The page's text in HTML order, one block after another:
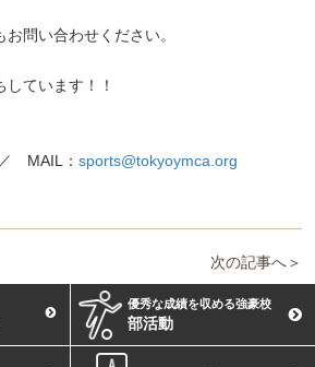
問い合わせください。
ています！！
MAIL： sports@tokyoymca.org
次の記事へ＞
優秀な成績を収める強豪校
部活動